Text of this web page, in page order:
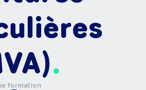
formation